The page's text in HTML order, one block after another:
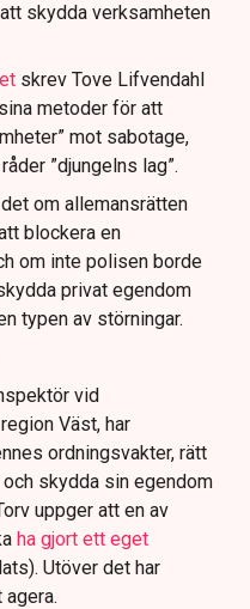
skydda verksamheten
skrev Tove Lifvendahl
metoder för att
mot sabotage,
”djungelns lag”.
om allemansrätten
blockera en
om inte polisen borde
privat egendom
typen av störningar.
vid
Väst, har
ordningsvakter, rätt
skydda sin egendom
uppger att en av
ha gjort ett eget
Utöver det har